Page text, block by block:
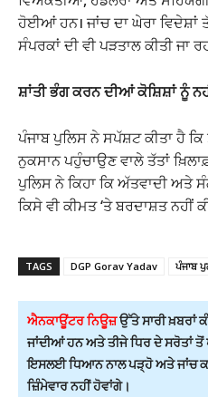
ਹੋਈਆਂ ਹਨ। ਜਾਂਚ ਦਾ ਘੇਰਾ
ਸੰਪਰਕਾਂ ਦੀ ਵੀ ਪੜਤਾਲ ਕੀਤੀ ਜਾ
ਸ਼ਾਂਤੀ ਭੰਗ ਕਰਨ ਦੀਆਂ ਕੋਸ਼ਿਸ਼ਾਂ ਨੂੰ
ਪੰਜਾਬ ਪੁਲਿਸ ਨੇ ਸਪੱਸ਼ਟ ਕੀਤਾ ਹੈ
ਨੁਕਸਾਨ ਪਹੁੰਚਾਉਣ ਵਾਲੇ ਤੱਤਾਂ
ਪੁਲਿਸ ਨੇ ਕਿਹਾ ਕਿ ਅੱਤਵਾਦੀ ਅਤੇ
ਕਿਸੇ ਵੀ ਕੀਮਤ ‘ਤੇ ਬਰਦਾਸ਼ਤ ਨਹੀਂ
TAGS DGP Gorav Yadav ਪੰਜਾਬ
ਐਨਕਾਊਂਟਰ ਨਿਊਜ਼ਉੱਤੇ ਸਾਰੀ ਖ਼ਬਰਾਂ
ਜਾਂਦੀਆਂ ਹਨ ਅਤੇ ਤੀਜੇ ਧਿਰ ਦੇ ਸਰੋਤਾਂ
ਇਸਲਈ ਧਿਆਨ ਨਾਲ ਪੜ੍ਹੋ ਅਤੇ ਜਾਂਚ
ਜ਼ਿੰਮੇਵਾਰ ਨਹੀਂ ਹੋਵਾਂਗੇ।